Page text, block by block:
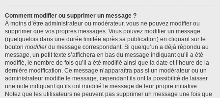
Comment modifier ou supprimer un message ?
À moins d’être administrateur ou modérateur, vous ne pouvez modifier ou
supprimer que vos propres messages. Vous pouvez modifier un message
(quelquefois dans une durée limitée après sa publication) en cliquant sur le
bouton modifierdu message correspondant. Si quelqu’un a déjà répondu au
message, un petit texte s’affichera en bas du message indiquant qu’il a été
modifié, le nombre de fois qu’il a été modifié ainsi que la date et l’heure de la
dernière modification. Ce message n’apparaîtra pas si un modérateur ou un
administrateur modifie le message, cependant ils ont la possibilité de laisser
une note indiquant qu’ils ont modifié le message de leur propre initiative.
Notez que les utilisateurs ne peuvent pas supprimer un message une fois que